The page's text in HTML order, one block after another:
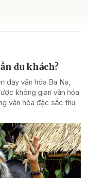
du khách?
dạy văn hóa Ba Na,
không gian văn hóa
văn hóa đặc sắc thu